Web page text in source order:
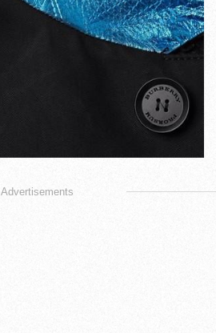
Advertisements